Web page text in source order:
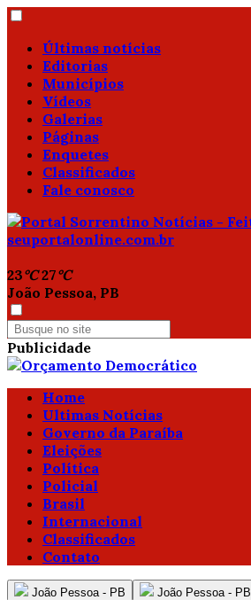
Últimas notícias
Editorias
Municípios
Vídeos
Galerias
Páginas
Enquetes
Classificados
Fale conosco
23°C 27°C
João Pessoa, PB
Publicidade
Home
Ultimas Notícias
Governo da Paraíba
Eleições
Política
Policial
Brasil
Internacional
Classificados
Contato
João Pessoa - PB João Pessoa - PB